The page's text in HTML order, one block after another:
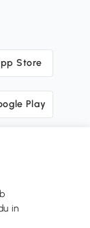
Store
Play
in